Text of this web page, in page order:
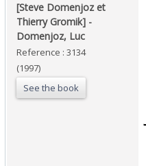
‎[Steve Domenjoz et
Thierry Gromik] - ‎
‎Domenjoz, Luc‎
Reference : 3134
(1997)
See the book